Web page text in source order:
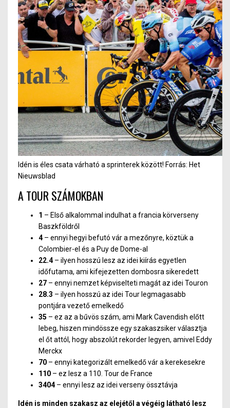
Idén is éles csata várható a sprinterek között! Forrás: Het
Nieuwsblad
A TOUR SZÁMOKBAN
1 – Első alkalommal indulhat a francia körverseny
Baszkföldről
4– ennyi hegyi befutó vár a mezőnyre, köztük a
Colombier-el és a Puy de Dome-al
22.4– ilyen hosszú lesz az idei kiírás egyetlen
időfutama, ami kifejezetten dombosra sikeredett
27 – ennyi nemzet képviselteti magát az idei Touron
28.3 – ilyen hosszú az idei Tour legmagasabb
pontjára vezető emelkedő
35 – ez az a bűvös szám, ami Mark Cavendish előtt
lebeg, hiszen mindössze egy szakaszsiker választja
el őt attól, hogy abszolút rekorder legyen, amivel Eddy
Merckx
70 – ennyi kategorizált emelkedő vár a kerekesekre
110 – ez lesz a 110. Tour de France
3404– ennyi lesz az idei verseny össztávja
Idén is minden szakasz az elejétől a végéig látható lesz